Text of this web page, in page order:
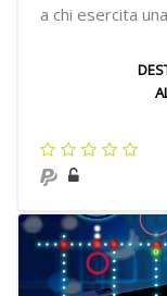
a chi esercita